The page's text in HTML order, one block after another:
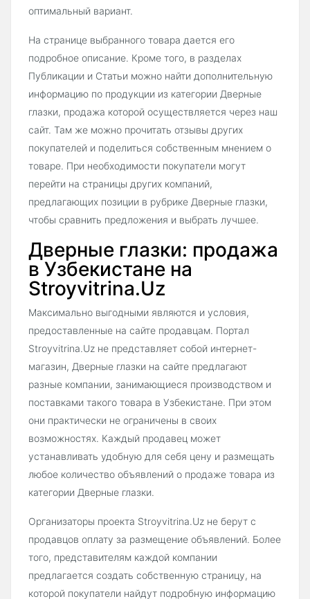
оптимальный вариант.
На странице выбранного товара дается его
подробное описание. Кроме того, в разделах
Публикации и Статьи можно найти дополнительную
информацию по продукции из категории Дверные
глазки, продажа которой осуществляется через наш
сайт. Там же можно прочитать отзывы других
покупателей и поделиться собственным мнением о
товаре. При необходимости покупатели могут
перейти на страницы других компаний,
предлагающих позиции в рубрике Дверные глазки,
чтобы сравнить предложения и выбрать лучшее.
Дверные глазки: продажа
в Узбекистане на
Stroyvitrina.Uz
Максимально выгодными являются и условия,
предоставленные на сайте продавцам. Портал
Stroyvitrina.Uz не представляет собой интернет-
магазин, Дверные глазки на сайте предлагают
разные компании, занимающиеся производством и
поставками такого товара в Узбекистане. При этом
они практически не ограничены в своих
возможностях. Каждый продавец может
устанавливать удобную для себя цену и размещать
любое количество объявлений о продаже товара из
категории Дверные глазки.
Организаторы проекта Stroyvitrina.Uz не берут с
продавцов оплату за размещение объявлений. Более
того, представителям каждой компании
предлагается создать собственную страницу, на
которой покупатели найдут подробную информацию